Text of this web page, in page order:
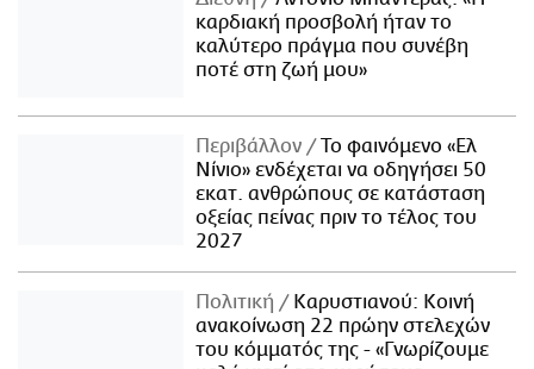
καρδιακή προσβολή ήταν το
καλύτερο πράγμα που συνέβη
ποτέ στη ζωή μου»
Περιβάλλον
Το φαινόμενο «Ελ
Νίνιο» ενδέχεται να οδηγήσει 50
εκατ. ανθρώπους σε κατάσταση
οξείας πείνας πριν το τέλος του
2027
Πολιτική
Καρυστιανού: Κοινή
ανακοίνωση 22 πρώην στελεχών
του κόμματός της - «Γνωρίζουμε